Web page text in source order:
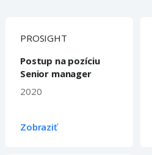
PROSIGHT
Postup na pozíciu
Senior manager
2020
Zobraziť